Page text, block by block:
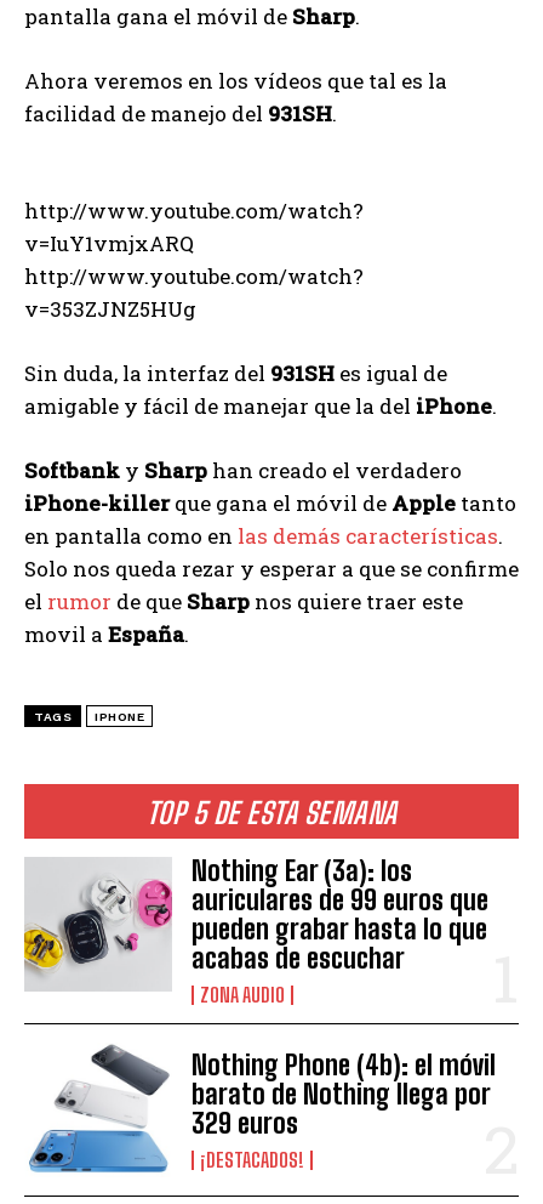
TOP 5 DE ESTA SEMANA
Nothing Ear (3a): los
auriculares de 99 euros que
pueden grabar hasta lo que
acabas de escuchar
ZONA AUDIO
Nothing Phone (4b): el móvil
barato de Nothing llega por
329 euros
¡DESTACADOS!
pantalla gana el móvil de Sharp.
Ahora veremos en los vídeos que tal es la
facilidad de manejo del 931SH.
http://www.youtube.com/watch?
v=IuY1vmjxARQ
http://www.youtube.com/watch?
v=353ZJNZ5HUg
Sin duda, la interfaz del 931SH es igual de
amigable y fácil de manejar que la del iPhone.
Softbank y Sharp han creado el verdadero
iPhone-killerque gana el móvil de Apple tanto
en pantalla como en las demás características.
Solo nos queda rezar y esperar a que se confirme
el rumor de que Sharp nos quiere traer este
movil a España.
TAGS IPHONE